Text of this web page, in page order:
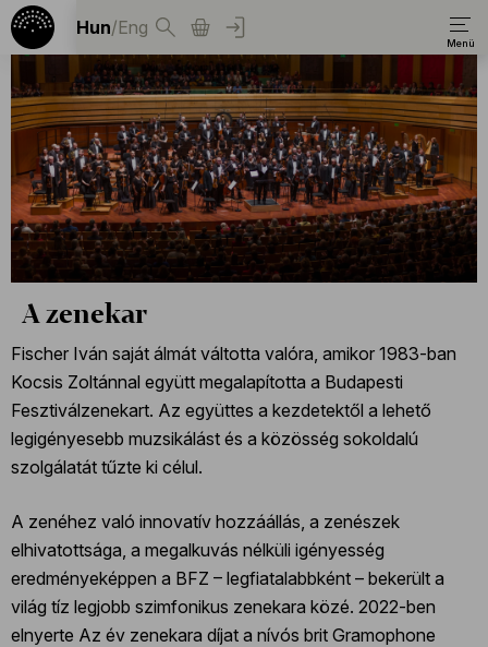
Hun/Eng
A zenekar
Fischer Iván saját álmát váltotta valóra, amikor 1983-ban
Kocsis Zoltánnal együtt megalapította a Budapesti
Fesztiválzenekart. Az együttes a kezdetektől a lehető
legigényesebb muzsikálást és a közösség sokoldalú
szolgálatát tűzte ki célul.
A zenéhez való innovatív hozzáállás, a zenészek
elhivatottsága, a megalkuvás nélküli igényesség
eredményeképpen a BFZ – legfiatalabbként – bekerült a
világ tíz legjobb szimfonikus zenekara közé. 2022-ben
elnyerte Az év zenekara díjat a nívós brit Gramophone